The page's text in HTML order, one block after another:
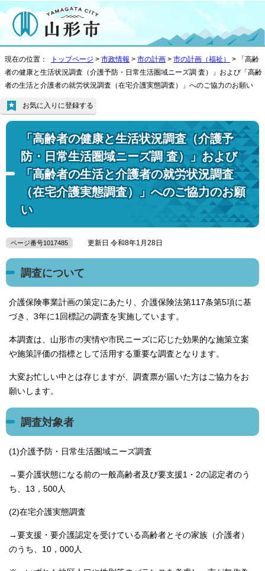
現在の位置： トップページ > 市政情報 > 市の計画 > 市の計画（福祉）
> 「高齢
者の健康と生活状況調査（介護予防・日常生活圏域ニーズ調 査）」および「高齢
者の生活と介護者の就労状況調査（在宅介護実態調査）」へのご協力のお願い
「高齢者の健康と生活状況調査（介護予
防・日常生活圏域ニーズ調 査）」および
「高齢者の生活と介護者の就労状況調査
（在宅介護実態調査）」へのご協力のお願
い
お気に入りに登録する
ページ番号1017485 更新日 令和8年1月28日
調査について
介護保険事業計画の策定にあたり、介護保険法第117条第5項に基
づき、3年に1回標記の調査を実施しています。
本調査は、山形市の実情や市民ニーズに応じた効果的な施策立案
や施策評価の指標として活用する重要な調査となります。
大変お忙しい中とは存じますが、調査票が届いた方はご協力をお
願いします。
調査対象者
(1)介護予防・日常生活圏域ニーズ調査
→要介護状態になる前の一般高齢者及び要支援1・2の認定者のう
ち、13，500人
(2)在宅介護実態調査
→要支援・要介護認定を受けている高齢者とその家族（介護者）
のうち、10，000人